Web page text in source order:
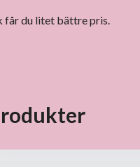
får du litet bättre pris.